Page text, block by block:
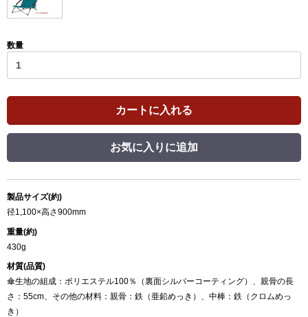
数量
カートに入れる
お気に入りに追加
製品サイズ(約)
径1,100×高さ900mm
重量(約)
430g
材質(品質)
傘生地の組成：ポリエステル100％（裏面シルバーコーティング）、親骨の長
さ：55cm、その他の材料：親骨：鉄（亜鉛めっき）、中棒：鉄（クロムめっ
き）